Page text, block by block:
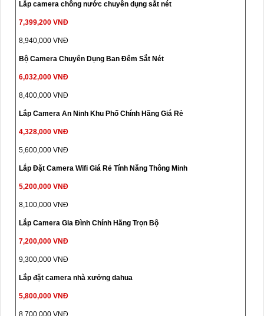
Lắp camera chông nước chuyên dụng sắt nét
7,399,200 VNĐ
8,940,000 VNĐ
Bộ Camera Chuyên Dụng Ban Đêm Sắt Nét
6,032,000 VNĐ
8,400,000 VNĐ
Lắp Camera An Ninh Khu Phố Chính Hãng Giá Rẻ
4,328,000 VNĐ
5,600,000 VNĐ
Lắp Đặt Camera Wifi Giá Rẻ Tính Năng Thông Minh
5,200,000 VNĐ
8,100,000 VNĐ
Lắp Camera Gia Đình Chính Hãng Trọn Bộ
7,200,000 VNĐ
9,300,000 VNĐ
Lắp đặt camera nhà xưởng dahua
5,800,000 VNĐ